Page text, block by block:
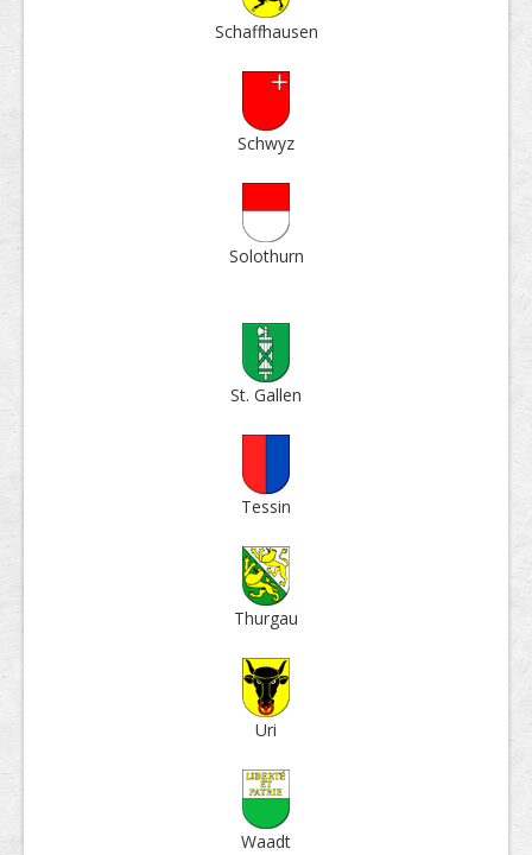
Schaff­hausen
Schwyz
Solo­thurn
St. Gallen
Tessin
Thur­gau
Uri
Waadt